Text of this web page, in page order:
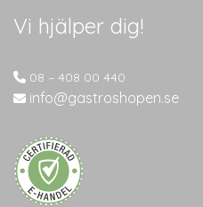
Vi hjälper dig!
08 – 408 00 440
info@gastroshopen.se